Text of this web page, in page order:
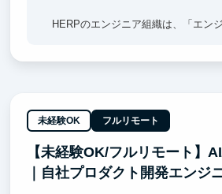
HERPのエンジニア組織は、「エン
技術はもちろん、プロダクトや事業
ら成長したい方にとって、HERPは
本気で挑戦したい方、ぜひ一緒に働
未経験OK フルリモート
【未経験OK/フルリモート】
｜自社プロダクト開発エンジ